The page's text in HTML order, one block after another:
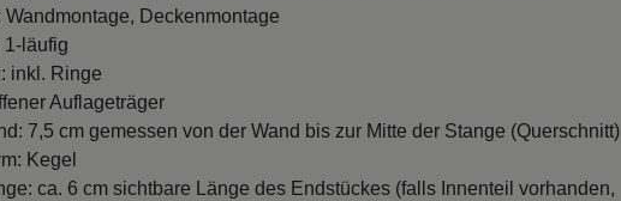
Wandmontage, Deckenmontage
1-läufig
inkl. Ringe
Auflageträger
7,5 cm gemessen von der Wand bis zur Mitte der Stange (Querschnitt)
Kegel
ca. 6 cm sichtbare Länge des Endstückes (falls Innenteil vorhanden,